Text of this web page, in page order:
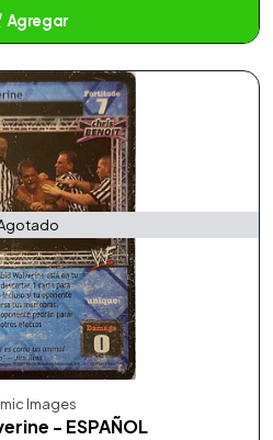
Agregar
Images
- ESPAÑOL